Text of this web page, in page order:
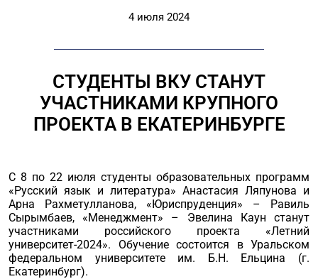
4 июля 2024
СТУДЕНТЫ ВКУ СТАНУТ
УЧАСТНИКАМИ КРУПНОГО
ПРОЕКТА В ЕКАТЕРИНБУРГЕ
С 8 по 22 июля студенты образовательных программ
«Русский язык и литература» Анастасия Ляпунова и
Арна Рахметулланова, «Юриспруденция» – Равиль
Сырымбаев, «Менеджмент» – Эвелина Каун станут
участниками российского проекта «Летний
университет-2024». Обучение состоится в Уральском
федеральном университете им. Б.Н. Ельцина (г.
Екатеринбург).